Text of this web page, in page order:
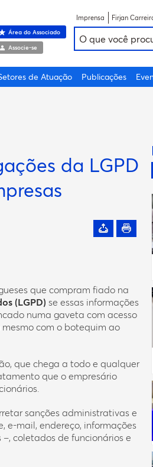
Área do Associado
Associe-se
Imprensa Firjan
de Atuação Publicações
da LGPD
que compram fiado na
(LGPD) se essas informações
numa gaveta com acesso
com o botequim ao
que chega a todo e qualquer
que o empresário
sanções administrativas e
e-mail, endereço, informações
coletados de funcionários e